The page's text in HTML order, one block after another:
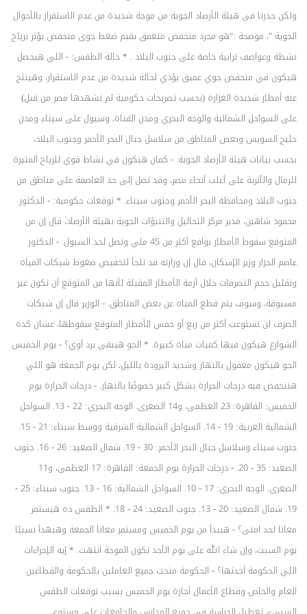
ولكن حذرنا فى هيئة الأرصاد الجوية من موجة شديدة من عدم الاستقرار بالأحوال
الجوية "، موضحة :"هو مجرد منخفض متعمق بقيم ضغط جوى منخفض يؤثر برياح
نشطة وعواصف ترابية خاصة على جنوب البلاد . * حالة الطقس: - اللي هيحصل
هيكون في منخفض جوي عميق يؤدي لحالة شديدة من عدم الاستقرار، وهينتج
عنه أمطار شديدة الغزارة (بحسب تصريحات حكومية لم تشهدها مصر من قبل)
على السواحل الشمالية والوجه البحري ومدن القناة، وسيول على سيناء ومدن
خليج السويس وبعض المناطق من سلاسل جبال البحر الأحمر وجنوب البلاد،
بحسب بيانات هيئة الأرصاد الجوية. - كمان هيكون في نشاط قوي للرياح المثيرة
للرمال والأتربة على أغلب أنحاء مصر، وقد تصل إلى حد العاصفة على مناطق من
جنوب البلاد ومحافظة البحر الأحمر وجنوب سيناء. * توقعات حكومية: - الدكتور
محمود شاهين، مدير مركز التحاليل والتنبؤات الجوية بهيئة الأرصاد، قال إن من
المتوقع سقوط الأمطار بواقع أكثر من 45 ملي وتصل لحد السيول. - الدكتور
عاصم الجزار وزير الإسكان، قال إن وزارته قد تلجأ لتخفيض ضغوط شبكات المياه
وتقليل حجم التصرفات خلال أزمة الأمطار المقبلة لأنها من المتوقع أن تكون غير
مسبوقة، وسوف يتم قطع المياه عن بعض المناطق. - الوزير قال إن شبكات
الصرف لن تستوعب أكثر من ربع أو خمس الأمطار المتوقع سقوطها، عشان كده
الشوارع هيكون فيها كميات مياه كبيرة. * الجو هيبقى برد أوي؟ - يوم الخميس
الجو هيكون معقول بالنهار وشديد البرودة بالليل، لكن يوم الجمعة هو اللي
هتنخفض فيه درجات الحرارة بشكل كبير خصوصًا بالنهار. - درجات الحرارة يوم
الخميس: القاهرة: 23 العظمى، و14 الصغرى. الوجه البحري: 22 - 13. السواحل
الشمالية الغربية: 19 - 14. السواحل الشمالية الشرقية ووسط سيناء: 21 - 15.
جنوب سيناء وسلاسل جبال البحر الأحمر: 30 - 19. شمال الصعيد: 26 - 16. جنوب
الصعيد: 35 - 20. - درجات الحرارة يوم الجمعة: القاهرة: 17 العظمى، و11
الصغرى. الوجه البحري: 17 - 10. السواحل الشمالية: 16 - 13. جنوب سيناء: 25 -
19. شمال الصعيد: 20 - 13. جنوب الصعيد: 24 - 18. * الطقس ده هيستمر
معانا لحد امتى؟ - هيبدأ من يوم الخميس ومستمر معانا الجمعة وهيهدأ نسبيًا
يوم السبت، وإن شاء الله على يوم الأحد تكون الموجة انتهت. * إيه الإجراءات
اللي الحكومة أخدتها؟ - الحكومة منحت جميع العاملين بالحكومة والقطاعين
العام والخاص وقطاع الأعمال أجازة يوم الخميس بسبب توقعات الطقس